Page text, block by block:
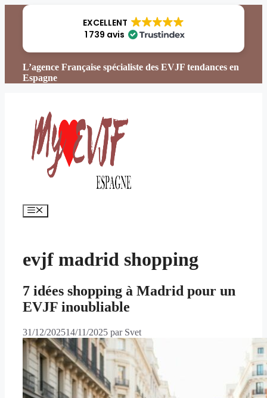
Aller
EXCELLENT
1 739 avis
L’agence Française spécialiste des EVJF tendances en
Espagne
Menu
evjf madrid shopping
7 idées shopping à Madrid pour un
EVJF inoubliable
31/12/202514/11/2025 par Svet